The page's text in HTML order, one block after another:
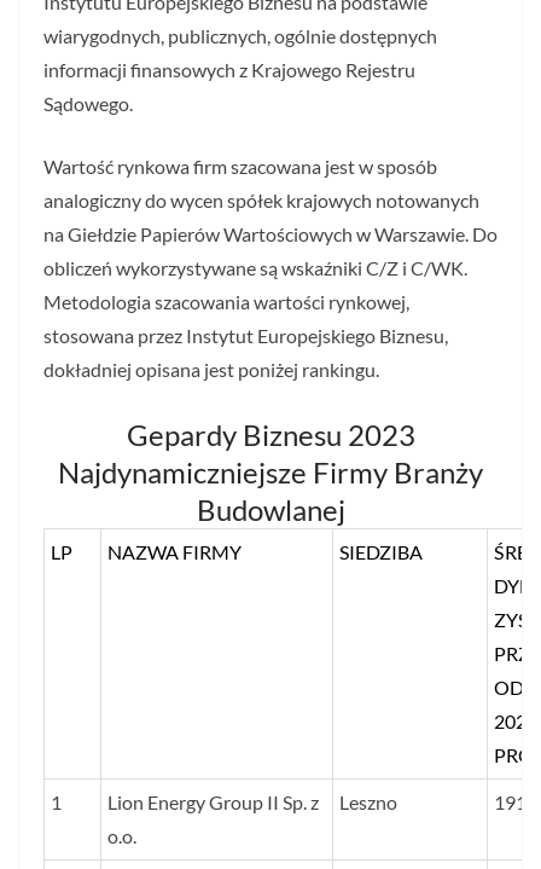
wiarygodnych, publicznych, ogólnie dostępnych
informacji finansowych z Krajowego Rejestru
Sądowego.
Wartość rynkowa firm szacowana jest w sposób
analogiczny do wycen spółek krajowych notowanych
na Giełdzie Papierów Wartościowych w Warszawie. Do
obliczeń wykorzystywane są wskaźniki C/Z i C/WK.
Metodologia szacowania wartości rynkowej,
stosowana przez Instytut Europejskiego Biznesu,
dokładniej opisana jest poniżej rankingu.
Gepardy Biznesu 2023
Najdynamiczniejsze Firmy Branży
Budowlanej
LP NAZWA FIRMY SIEDZIBA
OD
2022
1
Lion Energy Group II Sp. z
o.o.
Leszno